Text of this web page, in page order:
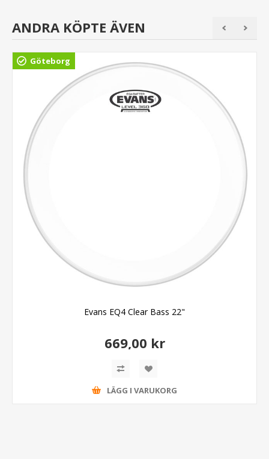
ANDRA KÖPTE ÄVEN
Göteborg
Evans EQ4 Clear Bass 22"
669,00 kr
LÄGG I VARUKORG